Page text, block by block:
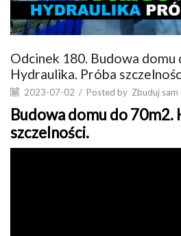
Odcinek 180. Budowa domu
Hydraulika. Próba
2023-07-02 / Posted by Zbuduj sam
Budowa domu do 70m2.
szczelności.